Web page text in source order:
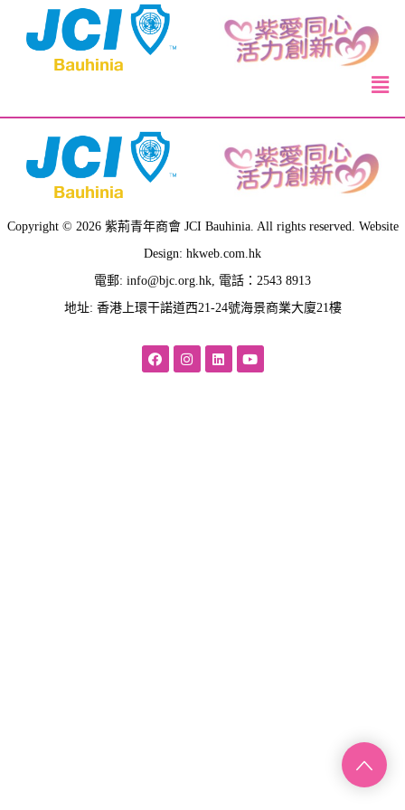
Copyright © 2026 紫荊青年商會 JCI Bauhinia. All rights reserved. Website
Design: hkweb.com.hk
電郵: info@bjc.org.hk, 電話：2543 8913
地址: 香港上環干諾道西21-24號海景商業大廈21樓